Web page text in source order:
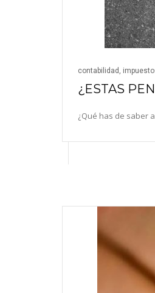
contabilidad ,
¿ESTAS
¿Qué has de saber